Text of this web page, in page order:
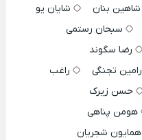
شاهین بنان
شایان یو
سبحان رستمی
رضا سگوند
رامین تجنگی
راغب
حسن زیرک
هومن پناهی
همایون شجریان